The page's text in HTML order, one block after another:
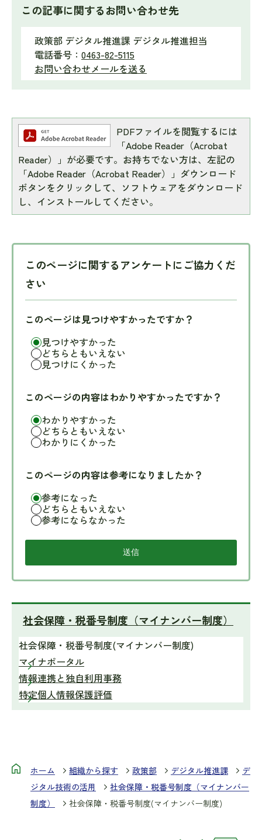
この記事に関するお問い合わせ先
政策部 デジタル推進課 デジタル推進担当
電話番号： 0463-82-5115
お問い合わせメールを送る
PDFファイルを閲覧するには
「Adobe Reader（Acrobat
Reader）」が必要です。お持ちでない方は、左記の
「Adobe Reader（Acrobat Reader）」ダウンロード
ボタンをクリックして、ソフトウェアをダウンロード
し、インストールしてください。
このページに関するアンケートにご協力くだ
さい
このページは見つけやすかったですか？
見つけやすかった
どちらともいえない
見つけにくかった
このページの内容はわかりやすかったですか？
わかりやすかった
どちらともいえない
わかりにくかった
このページの内容は参考になりましたか？
参考になった
どちらともいえない
参考にならなかった
社会保障・税番号制度（マイナンバー制度）
社会保障・税番号制度(マイナンバー制度)
マイナポータル
情報連携と独自利用事務
特定個人情報保護評価
ホーム 組織から探す 政策部 デジタル推進課
デ
ジタル技術の活用
社会保障・税番号制度（マイナンバー
制度）
社会保障・税番号制度(マイナンバー制度)